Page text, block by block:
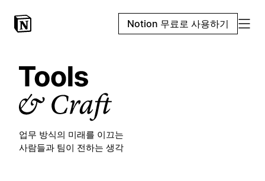
Notion 무료로 사용하기
업무 방식의 미래를 이끄는
사람들과 팀이 전하는 생각